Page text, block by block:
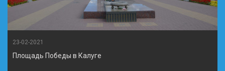
23-02-2021
Площадь Победы в Калуге